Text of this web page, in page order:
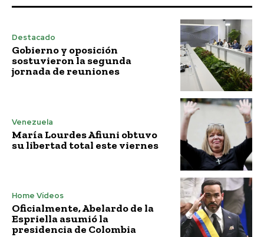
Destacado
Gobierno y oposición
sostuvieron la segunda
jornada de reuniones
Venezuela
María Lourdes Afiuni obtuvo
su libertad total este viernes
Home Vídeos
Oficialmente, Abelardo de la
Espriella asumió la
presidencia de Colombia